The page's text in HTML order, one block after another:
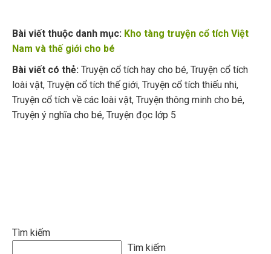
Bài viết thuộc danh mục: Kho tàng truyện cổ tích Việt
Nam và thế giới cho bé
Bài viết có thẻ: Truyện cổ tích hay cho bé, Truyện cổ tích
loài vật, Truyện cổ tích thế giới, Truyện cổ tích thiếu nhi,
Truyện cổ tích về các loài vật, Truyện thông minh cho bé,
Truyện ý nghĩa cho bé, Truyện đọc lớp 5
Tìm kiếm
Tìm kiếm